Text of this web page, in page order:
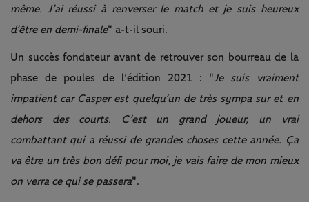
même. J’ai réussi à renverser le match et je suis heureux
d’être en demi-finale" a-t-il souri.
Un succès fondateur avant de retrouver son bourreau de la
phase de poules de l’édition 2021 : "Je suis vraiment
impatient car Casper est quelqu’un de très sympa sur et en
dehors des courts. C’est un grand joueur, un vrai
combattant qui a réussi de grandes choses cette année. Ça
va être un très bon défi pour moi, je vais faire de mon mieux
on verra ce qui se passera".